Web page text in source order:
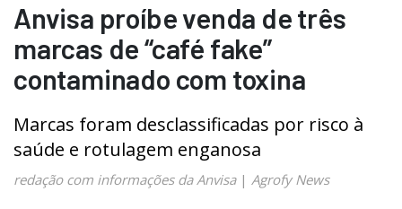
Anvisa proíbe venda de três
marcas de “café fake”
contaminado com toxina
Marcas foram desclassificadas por risco à
saúde e rotulagem enganosa
redação com informações da Anvisa| Agrofy News